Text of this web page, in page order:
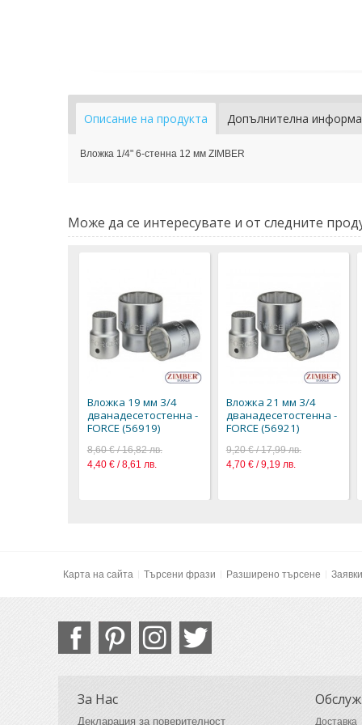
Описание на продукта Допълнителна
Вложка 1/4" 6-стенна 12 мм ZIMBER
Може да се интересувате и от следните
Вложка 19 мм 3/4
дванадесетостенна -
FORCE (56919)
8,60 € / 16,82 лв.
4,40 € / 8,61 лв.
Вложка 21 мм 3/4
дванадесетостенна -
FORCE (56921)
9,20 € / 17,99 лв.
4,70 € / 9,19 лв.
Карта на сайта Търсени фрази Разширено търсене
За Нас
Декларация за поверителност Доставка